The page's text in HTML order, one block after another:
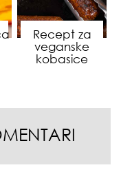
Recept za
veganske
kobasice